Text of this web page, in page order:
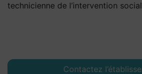
technicienne de l’intervention
Contactez